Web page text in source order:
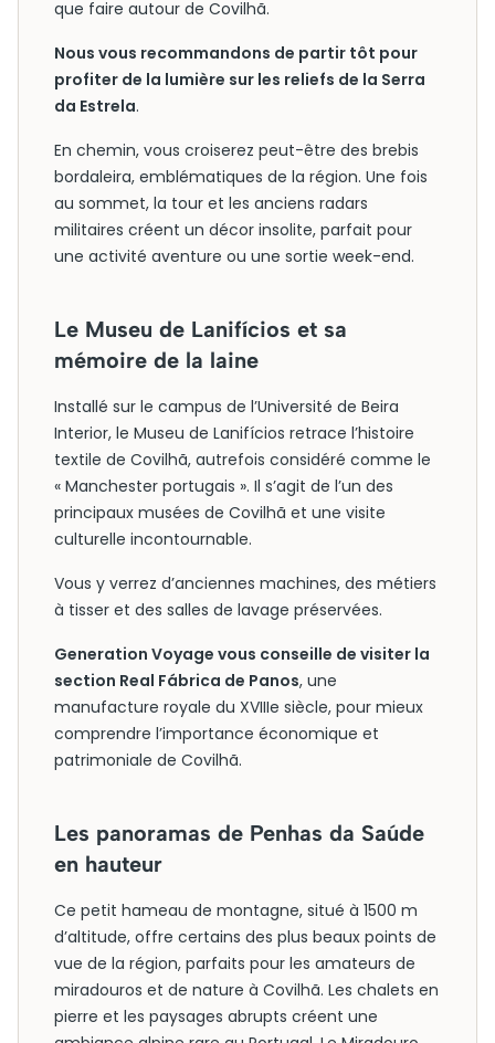
que faire autour de Covilhã.
Nous vous recommandons de partir tôt pour
profiter de la lumière sur les reliefs de la Serra
da Estrela.
En chemin, vous croiserez peut-être des brebis
bordaleira, emblématiques de la région. Une fois
au sommet, la tour et les anciens radars
militaires créent un décor insolite, parfait pour
une activité aventure ou une sortie week-end.
Le Museu de Lanifícios et sa
mémoire de la laine
Installé sur le campus de l’Université de Beira
Interior, le Museu de Lanifícios retrace l’histoire
textile de Covilhã, autrefois considéré comme le
« Manchester portugais ». Il s’agit de l’un des
principaux musées de Covilhã et une visite
culturelle incontournable.
Vous y verrez d’anciennes machines, des métiers
à tisser et des salles de lavage préservées.
Generation Voyage vous conseille de visiter la
section Real Fábrica de Panos, une
manufacture royale du XVIIIe siècle, pour mieux
comprendre l’importance économique et
patrimoniale de Covilhã.
Les panoramas de Penhas da Saúde
en hauteur
Ce petit hameau de montagne, situé à 1500 m
d’altitude, offre certains des plus beaux points de
vue de la région, parfaits pour les amateurs de
miradouros et de nature à Covilhã. Les chalets en
pierre et les paysages abrupts créent une